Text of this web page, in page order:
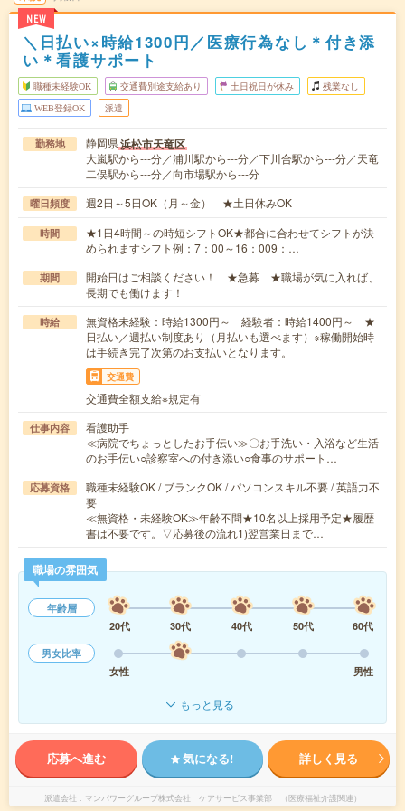
NEW
＼日払い×時給1300円／医療行為なし＊付き添
い＊看護サポート
職種未経験OK 交通費別途支給あり 土日祝日が休み 残業なし
WEB登録OK 派遣
勤務地 静岡県浜松市天竜区
大嵐駅から---分／浦川駅から---分／下川合駅から---分／天竜
二俣駅から---分／向市場駅から---分
曜日頻度 週2日～5日OK（月～金） ★土日休みOK
時間
★1日4時間～の時短シフトOK★都合に合わせてシフトが決
められますシフト例：7：00～16：009：…
期間
開始日はご相談ください！ ★急募 ★職場が気に入れば、
長期でも働けます！
時給
無資格未経験：時給1300円～ 経験者：時給1400円～ ★
日払い／週払い制度あり（月払いも選べます）※稼働開始時
は手続き完了次第のお支払いとなります。
交通費
交通費全額支給※規定有
仕事内容
看護助手
≪病院でちょっとしたお手伝い≫〇お手洗い・入浴など生活
のお手伝い○診察室への付き添い○食事のサポート…
応募資格
職種未経験OK / ブランクOK / パソコンスキル不要 / 英語力不
要
≪無資格・未経験OK≫年齢不問★10名以上採用予定★履歴
書は不要です。▽応募後の流れ1)翌営業日まで…
職場の雰囲気
年齢層
20代
30代 40代 50代
60代
男女比率
女性
男性
もっと見る
応募へ進む 気になる! 詳しく見る
派遣会社 マンパワーグループ株式会社 ケアサービス事業部 （医療福祉介護関連）